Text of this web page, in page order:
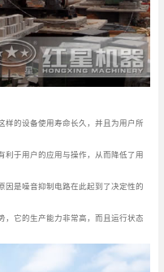
样的设备使用寿命长久，并且为用户所
利于用户的应用与操作，从而降低了用
因是噪音抑制电路在此起到了决定性的
，它的生产能力非常高，而且运行状态